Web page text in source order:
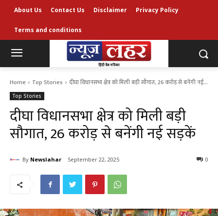
About Us Contact Us Disclaimer Privacy Policy
Terms and conditions
Home Top Stories दीघा विधानसभा क्षेत्र को मिली बड़ी सौगात, 26 करोड़ से बनेंगी नई...
Top Stories
दीघा विधानसभा क्षेत्र को मिली बड़ी
सौगात, 26 करोड़ से बनेंगी नई सड़कें
By Newslahar September 22, 2025 0